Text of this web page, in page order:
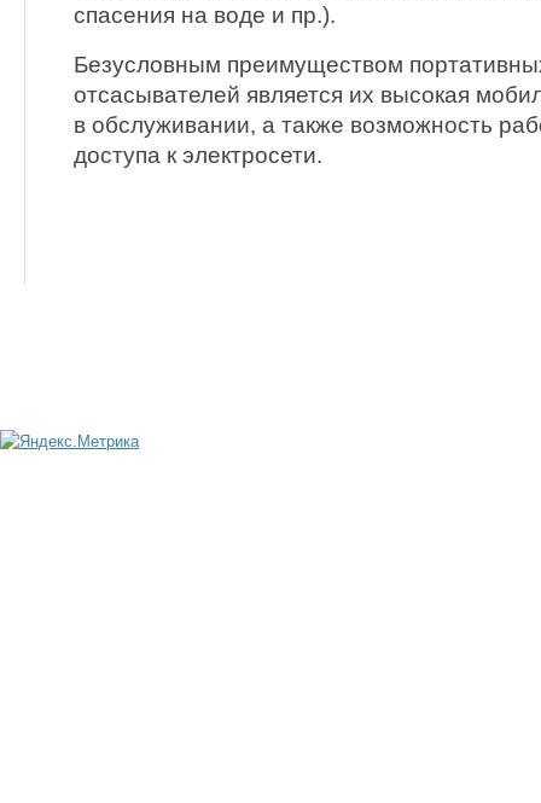
спасения на воде и пр.).
Безусловным преимуществом
отсасывателей является их высокая
в обслуживании, а также возможность
доступа к электросети.